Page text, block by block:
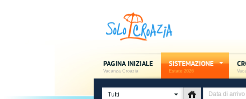
PAGINA INIZIALE
Vacanza Croazia
SISTEMAZIONE
Estate 2026
Tutti